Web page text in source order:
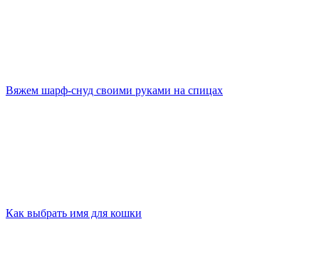
Вяжем шарф-снуд своими руками на спицах
Как выбрать имя для кошки